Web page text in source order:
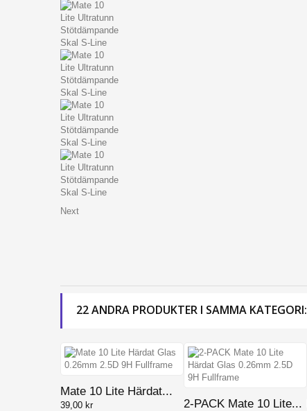
iPhone XR
iPhone XS Max
iPhone XS
Next
22 ANDRA PRODUKTER I SAMMA KATEGORI:
Mate 10 Lite Härdat...
39,00 kr 2-PACK Mate 10 Lite...